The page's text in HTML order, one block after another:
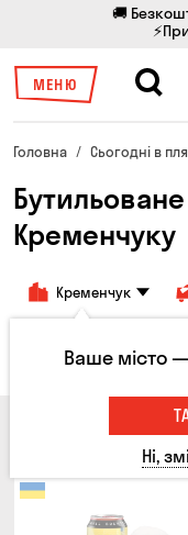
🚚
МЕНЮ
Головна Сьогодні в
Кременчуку
Кременчук
Всі товари
Ваше місто
Ні,